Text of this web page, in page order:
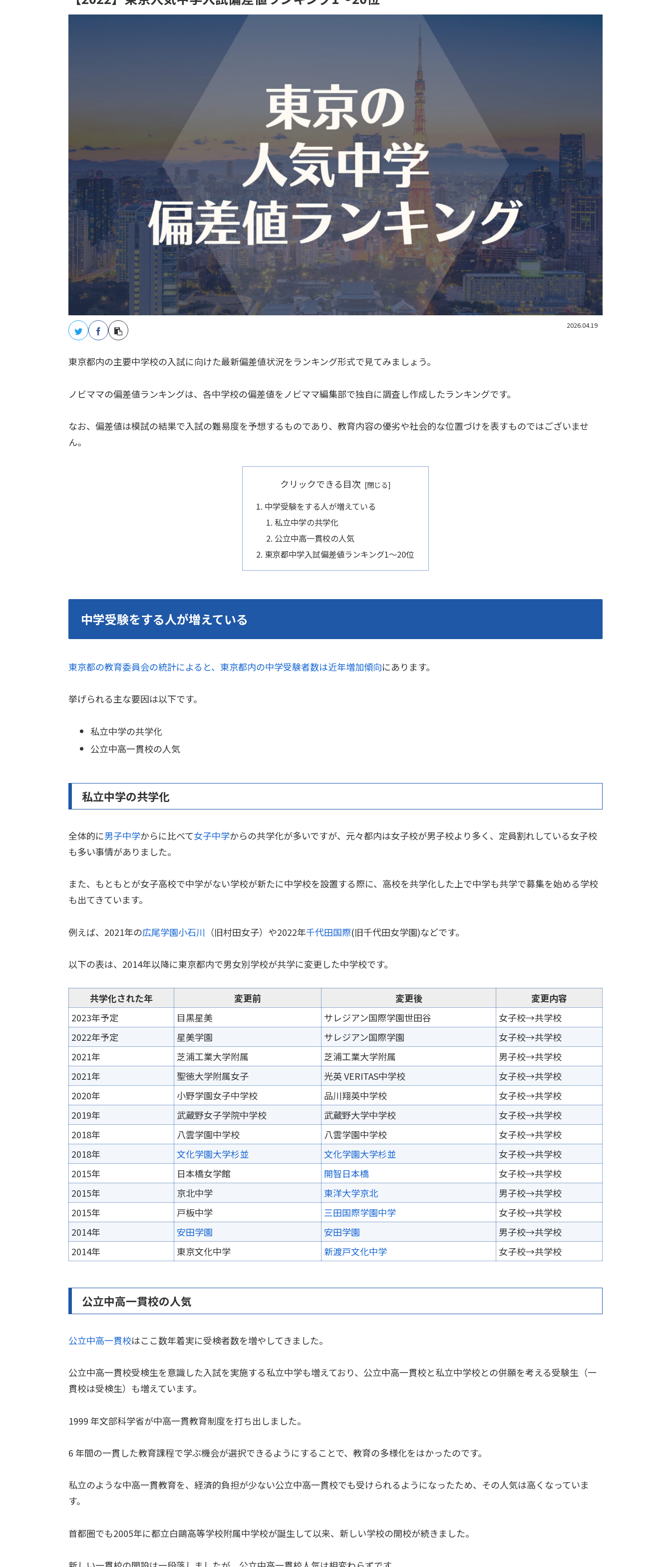
2026.04.19
東京都内の主要中学校の入試に向けた最新偏差値状況をランキング形式で見てみましょう。
ノビママの偏差値ランキングは、各中学校の偏差値をノビママ編集部で独自に調査し作成したランキングです。
なお、偏差値は模試の結果で入試の難易度を予想するものであり、教育内容の優劣や社会的な位置づけを表すものではございませ
ん。
クリックできる目次
中学受験をする人が増えている
私立中学の共学化
公立中高一貫校の人気
東京都中学入試偏差値ランキング1～20位
中学受験をする人が増えている
東京都の教育委員会の統計によると、東京都内の中学受験者数は近年増加傾向にあります。
挙げられる主な要因は以下です。
私立中学の共学化
公立中高一貫校の人気
私立中学の共学化
全体的に男子中学からに比べて女子中学からの共学化が多いですが、元々都内は女子校が男子校より多く、定員割れしている女子校
も多い事情がありました。
また、もともとが女子高校で中学がない学校が新たに中学校を設置する際に、高校を共学化した上で中学も共学で募集を始める学校
も出てきています。
例えば、2021年の広尾学園小石川 （旧村田女子）や2022年千代田国際(旧千代田女学園)などです。
以下の表は、2014年以降に東京都内で男女別学校が共学に変更した中学校です。
共学化された年 変更前 変更後
変更内容
2023年予定
目黒星美 サレジアン国際学園世田谷
女子校→共学校
2022年予定
星美学園 サレジアン国際学園
女子校→共学校
2021年
芝浦工業大学附属 芝浦工業大学附属
男子校→共学校
2021年
聖徳大学附属女子 光英 VERITAS中学校
女子校→共学校
2020年
小野学園女子中学校 品川翔英中学校
女子校→共学校
2019年
武蔵野女子学院中学校 武蔵野大学中学校
女子校→共学校
2018年
八雲学園中学校 八雲学園中学校
女子校→共学校
2018年
文化学園大学杉並 文化学園大学杉並
女子校→共学校
2015年
日本橋女学館 開智日本橋
女子校→共学校
2015年
京北中学 東洋大学京北
男子校→共学校
2015年
戸板中学 三田国際学園中学
女子校→共学校
2014年
安田学園 安田学園
男子校→共学校
2014年
東京文化中学 新渡戸文化中学 女子校→共学校
公立中高一貫校の人気
公立中高一貫校はここ数年着実に受検者数を増やしてきました。
公立中高一貫校受検生を意識した入試を実施する私立中学も増えており、公立中高一貫校と私立中学校との併願を考える受験生（一
貫校は受検生）も増えています。
1999 年文部科学省が中高一貫教育制度を打ち出しました。
6 年間の一貫した教育課程で学ぶ機会が選択できるようにすることで、教育の多様化をはかったのです。
私立のような中高一貫教育を、経済的負担が少ない公立中高一貫校でも受けられるようになったため、その人気は高くなっていま
す。
首都圏でも2005年に都立白鷗高等学校附属中学校が誕生して以来、新しい学校の開校が続きました。